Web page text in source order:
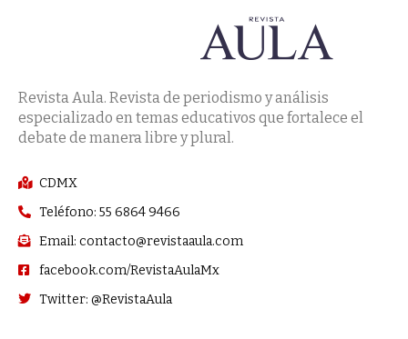
Revista Aula. Revista de periodismo y análisis
especializado en temas educativos que fortalece el
debate de manera libre y plural.
CDMX
Teléfono: 55 6864 9466
Email: contacto@revistaaula.com
facebook.com/RevistaAulaMx
Twitter: @RevistaAula